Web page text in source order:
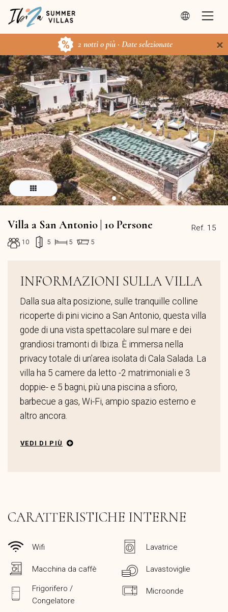
2 notti o più · Date selezionate ×
Ref. 15
Villa a San Antonio | 10 Persone
10 5 5 5
INFORMAZIONI SULLA VILLA
Dalla sua alta posizione, sulle tranquille colline
ricoperte di pini vicino a San Antonio, questa villa
gode di una vista spettacolare sul mare e dei
grandiosi tramonti di Ibiza. È immersa nella
privacy totale di un’area isolata di Cala Salada. La
villa ha 5 camere da letto -2 matrimoniali e 3
doppie- e 5 bagni, più una piscina a sfioro,
barbecue a gas, Wi-Fi, ampio spazio esterno e
altro ancora.
VEDI DI PIÙ
CARATTERISTICHE INTERNE
Wifi Lavatrice
Macchina da caffè Lavastoviglie
Frigorifero /
Congelatore
Microonde